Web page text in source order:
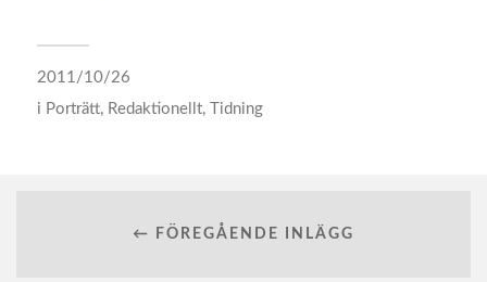
2011/10/26
i Porträtt, Redaktionellt, Tidning
← FÖREGÅENDE INLÄGG